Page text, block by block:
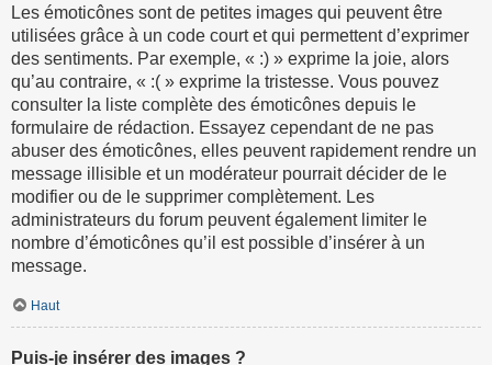
Les émoticônes sont de petites images qui peuvent être
utilisées grâce à un code court et qui permettent d’exprimer
des sentiments. Par exemple, « :) » exprime la joie, alors
qu’au contraire, « :( » exprime la tristesse. Vous pouvez
consulter la liste complète des émoticônes depuis le
formulaire de rédaction. Essayez cependant de ne pas
abuser des émoticônes, elles peuvent rapidement rendre un
message illisible et un modérateur pourrait décider de le
modifier ou de le supprimer complètement. Les
administrateurs du forum peuvent également limiter le
nombre d’émoticônes qu’il est possible d’insérer à un
message.
Haut
Puis-je insérer des images ?